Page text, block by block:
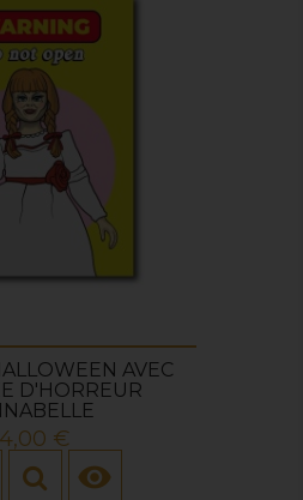
AVEC
D'HORREUR
Prix
4,00 €
